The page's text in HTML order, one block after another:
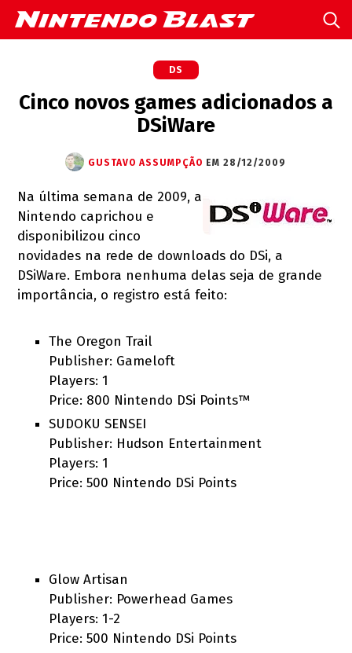
DS
Cinco novos games adicionados a
DSiWare
GUSTAVO ASSUMPÇÃO EM 28/12/2009
Na última semana de 2009, a
Nintendo caprichou e
disponibilizou cinco
novidades na rede de downloads do DSi, a
DSiWare. Embora nenhuma delas seja de grande
importância, o registro está feito:
The Oregon Trail
Publisher: Gameloft
Players: 1
Price: 800 Nintendo DSi Points™
SUDOKU SENSEI
Publisher: Hudson Entertainment
Players: 1
Price: 500 Nintendo DSi Points
Glow Artisan
Publisher: Powerhead Games
Players: 1-2
Price: 500 Nintendo DSi Points